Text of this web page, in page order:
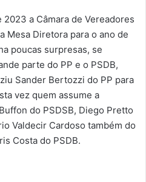
a Câmara de Vereadores
Mesa Diretora para o ano de
poucas surpresas, se
parte do PP e o PSDB,
Sander Bertozzi do PP para
vez quem assume a
do PSDSB, Diego Pretto
Valdecir Cardoso também do
Costa do PSDB.